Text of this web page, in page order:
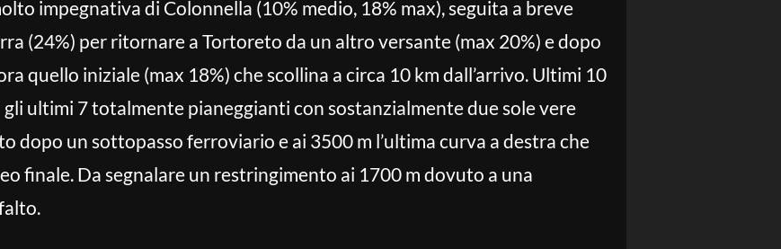
impegnativa di Colonnella (10% medio, 18% max), seguita a breve
(24%) per ritornare a Tortoreto da un altro versante (max 20%) e dopo
quello iniziale (max 18%) che scollina a circa 10 km dall’arrivo. Ultimi 10
ultimi 7 totalmente pianeggianti con sostanzialmente due sole vere
dopo un sottopasso ferroviario e ai 3500 m l’ultima curva a destra che
finale. Da segnalare un restringimento ai 1700 m dovuto a una